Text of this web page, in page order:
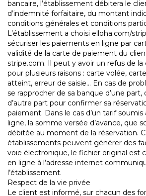
bancaire, l’établissement débitera le
d’indemnité forfaitaire, du montant
conditions générales et conditions
L’établissement a choisi elloha.com/
sécuriser les paiements en ligne par
validité de la carte de paiement du
stripe.com. Il peut y avoir un refus de
pour plusieurs raisons : carte volée,
atteint, erreur de saisie… En cas de
se rapprocher de sa banque d’une part,
d’autre part pour confirmer sa
paiement. Dans le cas d’un tarif
ligne, la somme versée d’avance, que
débitée au moment de la réservation.
établissements peuvent générer des
voie électronique, le fichier original est
en ligne à l’adresse internet
l’établissement.
Respect de la vie privée
Le client est informé, sur chacun des